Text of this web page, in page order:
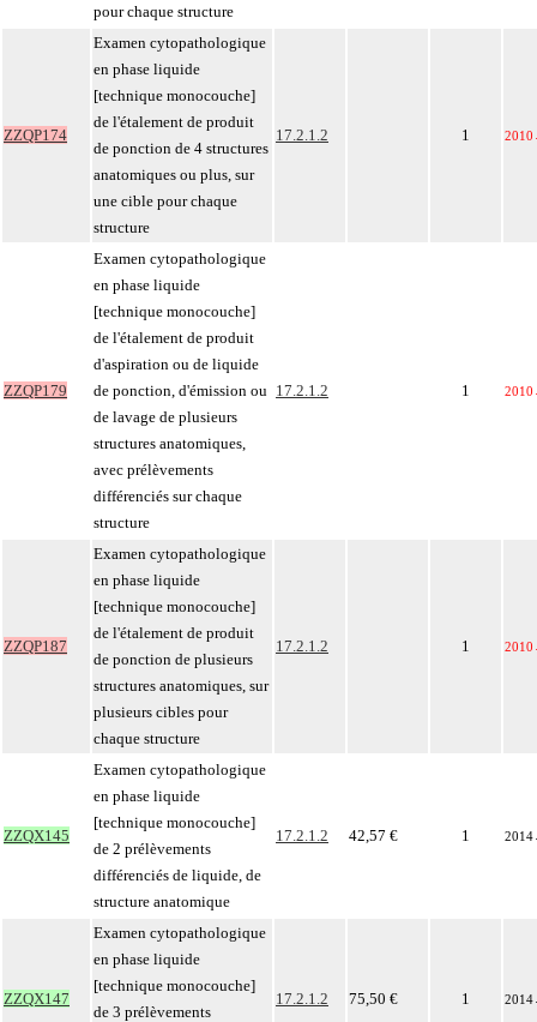
pour chaque structure
ZZQP174
Examen cytopathologique
en phase liquide
[technique monocouche]
de l'étalement de produit
de ponction de 4 structures
anatomiques ou plus, sur
une cible pour chaque
structure
17.2.1.2 1 2010
ZZQP179
Examen cytopathologique
en phase liquide
[technique monocouche]
de l'étalement de produit
d'aspiration ou de liquide
de ponction, d'émission ou
de lavage de plusieurs
structures anatomiques,
avec prélèvements
différenciés sur chaque
structure
17.2.1.2 1 2010
ZZQP187
Examen cytopathologique
en phase liquide
[technique monocouche]
de l'étalement de produit
de ponction de plusieurs
structures anatomiques, sur
plusieurs cibles pour
chaque structure
17.2.1.2 1 2010
ZZQX145
Examen cytopathologique
en phase liquide
[technique monocouche]
de 2 prélèvements
différenciés de liquide, de
structure anatomique
17.2.1.2 42,57 € 1 2014
ZZQX147
Examen cytopathologique
en phase liquide
[technique monocouche]
de 3 prélèvements
17.2.1.2 75,50 € 1 2014